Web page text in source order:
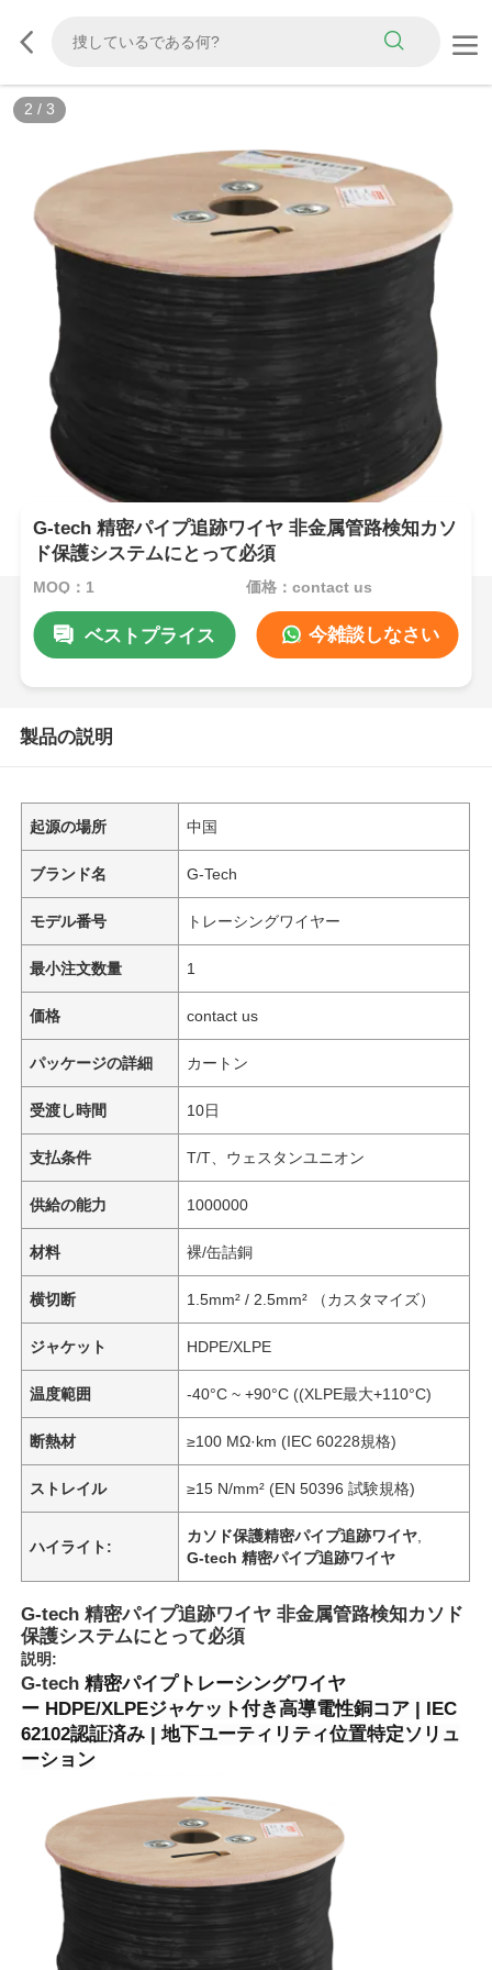
2 / 3
G-tech 精密パイプ追跡ワイヤ 非金属管路検知カソ
ド保護システムにとって必須
MOQ：1 価格：contact us
ベストプライス 今雑談しなさい
製品の説明
起源の場所 中国
ブランド名 G-Tech
モデル番号 トレーシングワイヤー
最小注文数量 1
価格 contact us
パッケージの詳細 カートン
受渡し時間 10日
支払条件 T/T、ウェスタンユニオン
供給の能力 1000000
材料 裸/缶詰銅
横切断 1.5mm² / 2.5mm² （カスタマイズ）
ジャケット HDPE/XLPE
温度範囲 -40°C ~ +90°C ((XLPE最大+110°C)
断熱材 ≥100 MΩ·km (IEC 60228規格)
ストレイル ≥15 N/mm² (EN 50396 試験規格)
ハイライト:
カソド保護精密パイプ追跡ワイヤ
G-tech 精密パイプ追跡ワイヤ
G-tech 精密パイプ追跡ワイヤ 非金属管路検知カソド
保護システムにとって必須
説明:
G-tech精密パイプトレーシングワイヤ
ー HDPE/XLPEジャケット付き高導電性銅コア | IEC
62102認証済み | 地下ユーティリティ位置特定ソリュ
ーション